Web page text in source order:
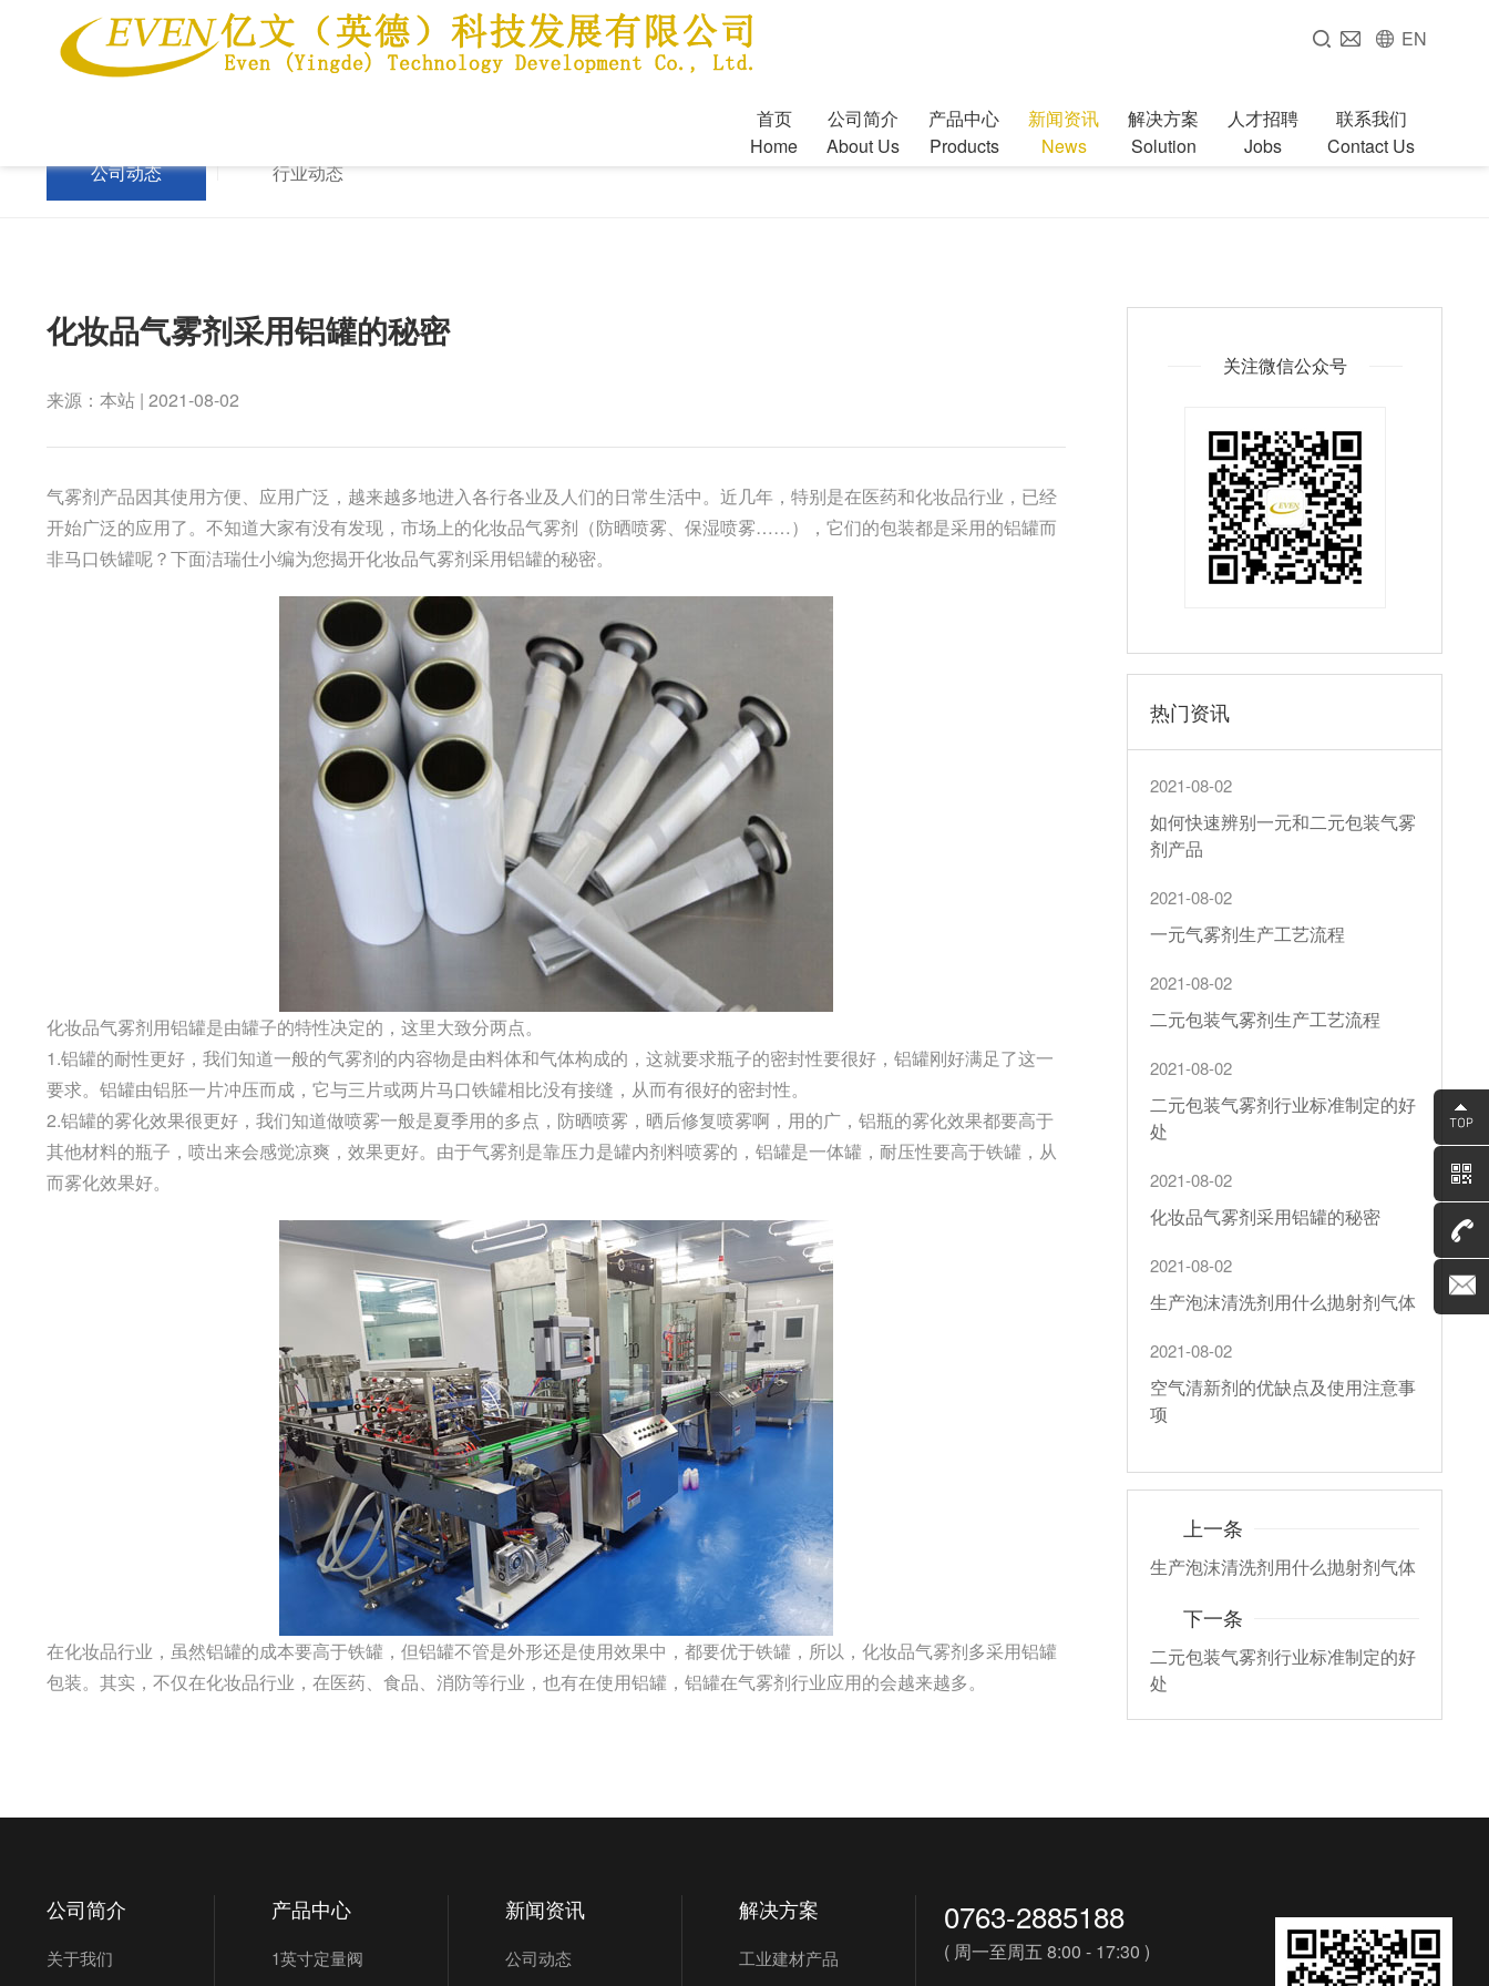
EN
首页
Home
公司简介
About Us
产品中心
Products
新闻资讯
News
解决方案
Solution
人才招聘
Jobs
联系我们
Contact Us
公司动态
行业动态
化妆品气雾剂采用铝罐的秘密
来源：本站 | 2021-08-02
气雾剂产品因其使用方便、应用广泛，越来越多地进入各行各业及人们的日常生活中。近几年，特别是在医药和化妆品行业，已经
开始广泛的应用了。不知道大家有没有发现，市场上的化妆品气雾剂（防晒喷雾、保湿喷雾……），它们的包装都是采用的铝罐而
非马口铁罐呢？下面洁瑞仕小编为您揭开化妆品气雾剂采用铝罐的秘密。
化妆品气雾剂用铝罐是由罐子的特性决定的，这里大致分两点。
1.铝罐的耐性更好，我们知道一般的气雾剂的内容物是由料体和气体构成的，这就要求瓶子的密封性要很好，铝罐刚好满足了这一
要求。铝罐由铝胚一片冲压而成，它与三片或两片马口铁罐相比没有接缝，从而有很好的密封性。
2.铝罐的雾化效果很更好，我们知道做喷雾一般是夏季用的多点，防晒喷雾，晒后修复喷雾啊，用的广，铝瓶的雾化效果都要高于
其他材料的瓶子，喷出来会感觉凉爽，效果更好。由于气雾剂是靠压力是罐内剂料喷雾的，铝罐是一体罐，耐压性要高于铁罐，从
而雾化效果好。
在化妆品行业，虽然铝罐的成本要高于铁罐，但铝罐不管是外形还是使用效果中，都要优于铁罐，所以，化妆品气雾剂多采用铝罐
包装。其实，不仅在化妆品行业，在医药、食品、消防等行业，也有在使用铝罐，铝罐在气雾剂行业应用的会越来越多。
关注微信公众号
热门资讯
2021-08-02
如何快速辨别一元和二元包装气雾
剂产品
2021-08-02
一元气雾剂生产工艺流程
2021-08-02
二元包装气雾剂生产工艺流程
2021-08-02
二元包装气雾剂行业标准制定的好
处
2021-08-02
化妆品气雾剂采用铝罐的秘密
2021-08-02
生产泡沫清洗剂用什么抛射剂气体
2021-08-02
空气清新剂的优缺点及使用注意事
项
上一条
生产泡沫清洗剂用什么抛射剂气体
下一条
二元包装气雾剂行业标准制定的好
处
公司简介
关于我们
产品中心
1英寸定量阀
新闻资讯
公司动态
解决方案
工业建材产品
0763-2885188
( 周一至周五 8:00 - 17:30 )